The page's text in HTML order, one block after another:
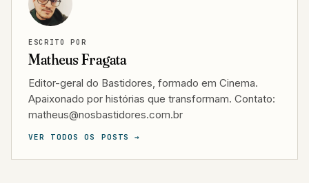
ESCRITO POR
Matheus Fragata
Editor-geral do Bastidores, formado em Cinema.
Apaixonado por histórias que transformam. Contato:
matheus@nosbastidores.com.br
VER TODOS OS POSTS →